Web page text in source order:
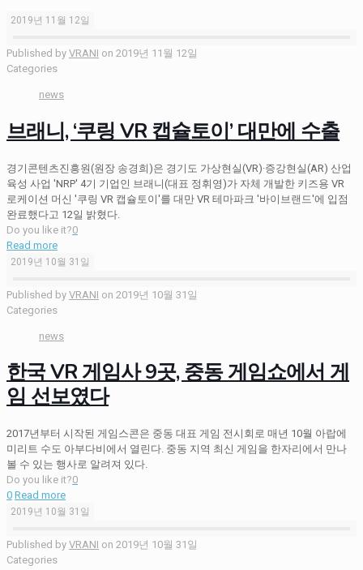
2019년 11월 12일
Published by VRANI on 2019년 11월 12일
Categories
news
브래니, ‘쿠링 VR 캡슐토이’ 대만에 수출
경기콘텐츠진흥원(원장 송경희)은 경기도 가상현실(VR)·증강현실(AR) 산업
육성 사업 'NRP' 4기 기업인 브래니(대표 정휘영)가 자체 개발한 키즈용 VR
로케이션 머신 '쿠링 VR 캡슐토이'를 대만 VR 테마파크 '바이브랜드'에 입점
완료했다고 12일 밝혔다.
Do you like it?0
Read more
2019년 10월 31일
Published by VRANI on 2019년 10월 31일
Categories
news
한국 VR 게임사 9곳, 중동 게임쇼에서 게
임 선보였다
2017년부터 시작된 게임스콘은 중동 대표 게임 전시회로 매년 10월 아랍에
미리트 수도 아부다비에서 열린다. 중동 지역 최신 게임을 한자리에서 만나
볼 수 있는 행사로 알려져 있다.
Do you like it?0
0 Read more
2019년 10월 31일
Published by VRANI on 2019년 10월 31일
Categories